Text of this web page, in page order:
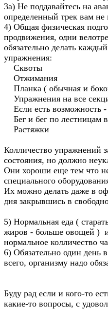
3а) Не поддавайтесь на
определенный трек вам
4) Общая физическая
продвижения, одни
обязательно делать
упражнения:
Сквоты
Отжимания
Планка ( обычная и
Упражнения на все
Если есть возможность
Бег и бег по лестницам
Растяжки
Колличество упражнений
состояния, но должно
Они хороши еще тем что
специального
Их можно делать даже в
дня закрывшись в
5) Нормальная еда (
жиров - больше овощей )
нормальное колличество
6) Обязательно один день
всего, организму надо
Буду рад если и кого-то
какие-то вопросы, с